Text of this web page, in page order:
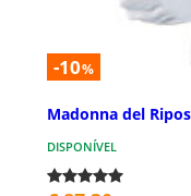
-10%
Madonna del
DISPONÍVEL